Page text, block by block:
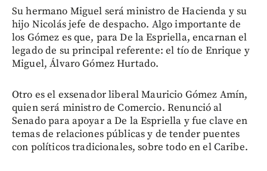
Su hermano Miguel será ministro de Hacienda y su
hijo Nicolás jefe de despacho. Algo importante de
los Gómez es que, para De la Espriella, encarnan el
legado de su principal referente: el tío de Enrique y
Miguel, Álvaro Gómez Hurtado.
Otro es el exsenador liberal Mauricio Gómez Amín,
quien será ministro de Comercio. Renunció al
Senado para apoyar a De la Espriella y fue clave en
temas de relaciones públicas y de tender puentes
con políticos tradicionales, sobre todo en el Caribe.